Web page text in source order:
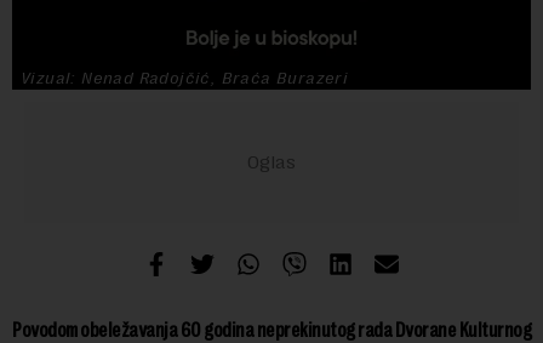
Vizual: Nenad Radojčić, Braća Burazeri
Povodom obeležavanja 60 godina neprekinutog rada Dvorane Kulturnog